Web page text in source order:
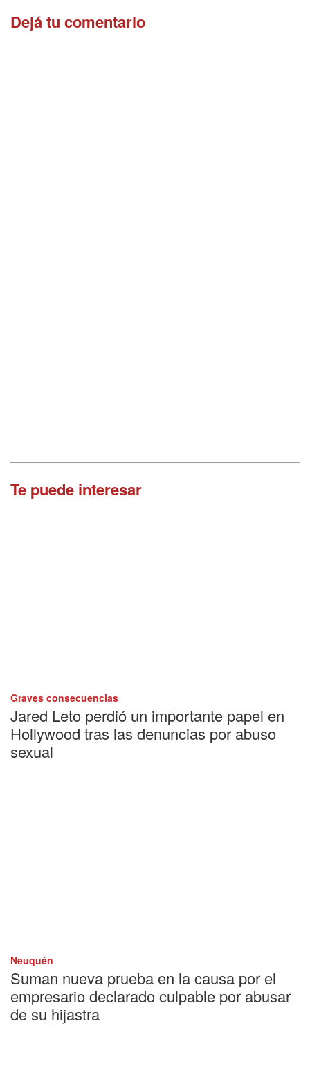
Dejá tu comentario
Te puede interesar
Graves consecuencias
Jared Leto perdió un importante papel en
Hollywood tras las denuncias por abuso
sexual
Neuquén
Suman nueva prueba en la causa por el
empresario declarado culpable por abusar
de su hijastra